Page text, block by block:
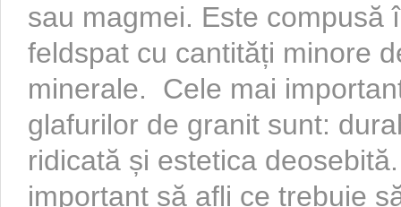
sau magmei. Este compusă
feldspat cu cantități minore
minerale. Cele mai
glafurilor de granit sunt:
ridicată și estetica
important să afli ce trebuie